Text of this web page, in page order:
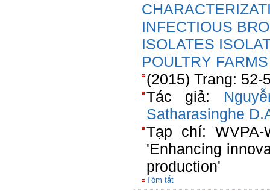
INFECTIOUS
ISOLATES
POULTRY FARMS
(2015) Trang: 52-
Tác giả:
Satharasinghe
Tạp chí: WVPA-
'Enhancing
production'
Tóm tắt